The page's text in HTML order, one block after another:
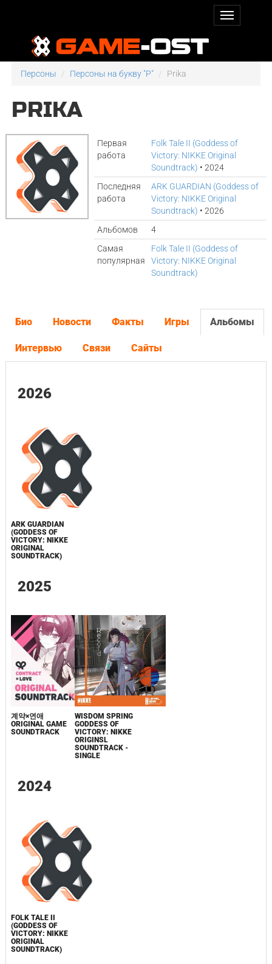
Персоны Персоны на букву "P" Prika
PRIKA
Первая
работа
Folk Tale II (Goddess of
Victory: NIKKE Original
Soundtrack) • 2024
Последняя
работа
ARK GUARDIAN (Goddess of
Victory: NIKKE Original
Soundtrack) • 2026
Альбомов
4
Самая
популярная
Folk Tale II (Goddess of
Victory: NIKKE Original
Soundtrack)
Био Новости Факты Игры Альбомы
Интервью Связи Сайты
2026
ARK GUARDIAN
(GODDESS OF
VICTORY: NIKKE
ORIGINAL
SOUNDTRACK)
2025
계약×연애
ORIGINAL GAME
SOUNDTRACK
WISDOM SPRING
GODDESS OF
VICTORY: NIKKE
ORIGINSL
SOUNDTRACK -
SINGLE
2024
FOLK TALE II
(GODDESS OF
VICTORY: NIKKE
ORIGINAL
SOUNDTRACK)